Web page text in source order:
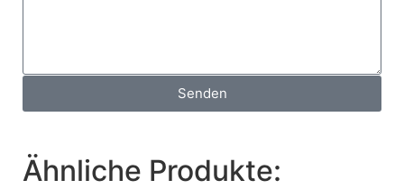
Senden
Ähnliche Produkte: